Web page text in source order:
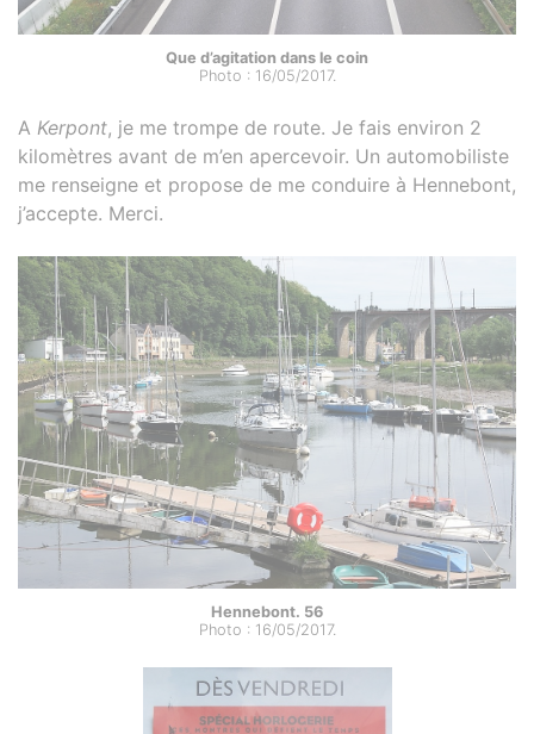
Que d’agitation dans le coin
Photo : 16/05/2017.
A Kerpont, je me trompe de route. Je fais environ 2
kilomètres avant de m’en apercevoir. Un automobiliste
me renseigne et propose de me conduire à Hennebont,
j’accepte. Merci.
Hennebont. 56
Photo : 16/05/2017.